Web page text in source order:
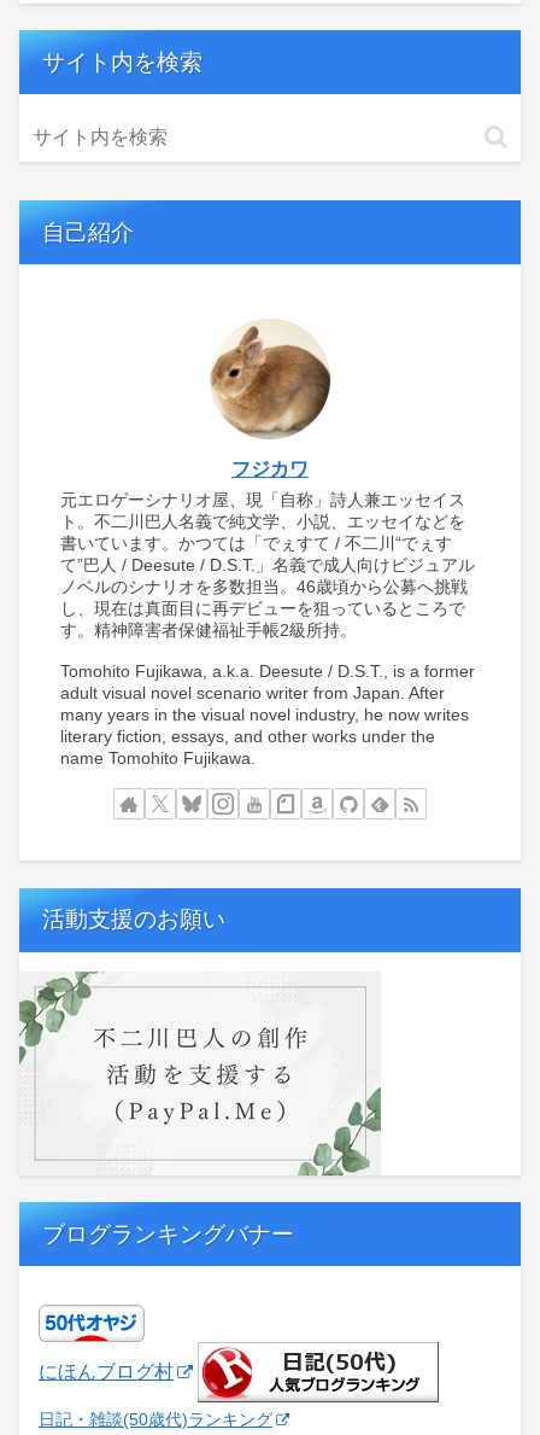
サイト内を検索
自己紹介
フジカワ
元エロゲーシナリオ屋、現「自称」詩人兼エッセイス
ト。不二川巴人名義で純文学、小説、エッセイなどを
書いています。かつては「でぇすて / 不二川“でぇす
て”巴人 / Deesute / D.S.T.」名義で成人向けビジュアル
ノベルのシナリオを多数担当。46歳頃から公募へ挑戦
し、現在は真面目に再デビューを狙っているところで
す。精神障害者保健福祉手帳2級所持。
Tomohito Fujikawa, a.k.a. Deesute / D.S.T., is a former
adult visual novel scenario writer from Japan. After
many years in the visual novel industry, he now writes
literary fiction, essays, and other works under the
name Tomohito Fujikawa.
活動支援のお願い
ブログランキングバナー
にほんブログ村
日記・雑談(50歳代)ランキング